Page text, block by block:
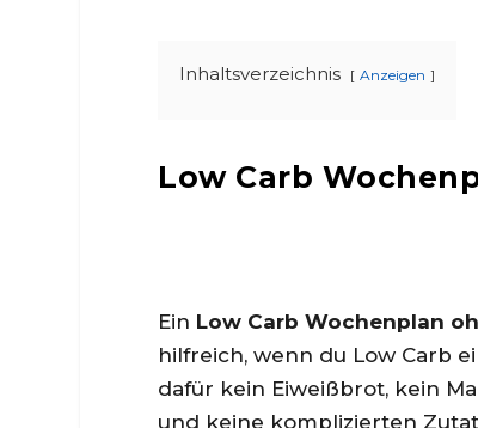
Inhaltsverzeichnis Anzeigen
Low Carb
Ein Low Carb Wochenplan
hilfreich, wenn du Low Carb
dafür kein Eiweißbrot, kein
und keine komplizierten